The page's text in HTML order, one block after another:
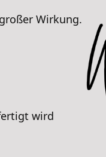
Wirkung.
wird